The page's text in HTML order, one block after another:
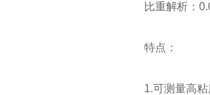
比重解析：
特点：
1.可测量高